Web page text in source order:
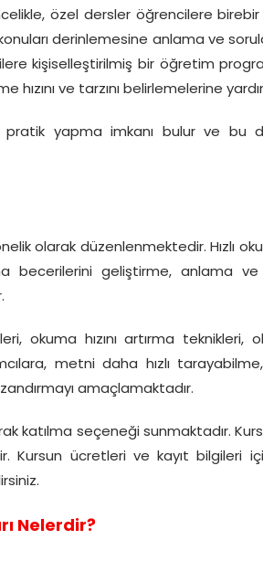
özel dersler öğrencilere
derinlemesine anlama ve
kişiselleştirilmiş bir öğretim
ve tarzını belirlemelerine
yapma imkanı bulur ve bu
olarak düzenlenmektedir. Hızlı
becerilerini geliştirme, anlama
okuma hızını artırma teknikleri,
metni daha hızlı
amaçlamaktadır.
katılma seçeneği sunmaktadır.
Kursun ücretleri ve kayıt bilgileri
Nelerdir?